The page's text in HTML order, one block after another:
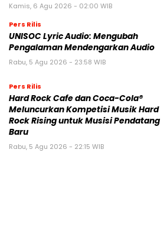
Kamis, 6 Agu 2026 - 02:00 WIB
Pers Rilis
UNISOC Lyric Audio: Mengubah
Pengalaman Mendengarkan Audio
Rabu, 5 Agu 2026 - 23:58 WIB
Pers Rilis
Hard Rock Cafe dan Coca-Cola®
Meluncurkan Kompetisi Musik Hard
Rock Rising untuk Musisi Pendatang
Baru
Rabu, 5 Agu 2026 - 22:15 WIB